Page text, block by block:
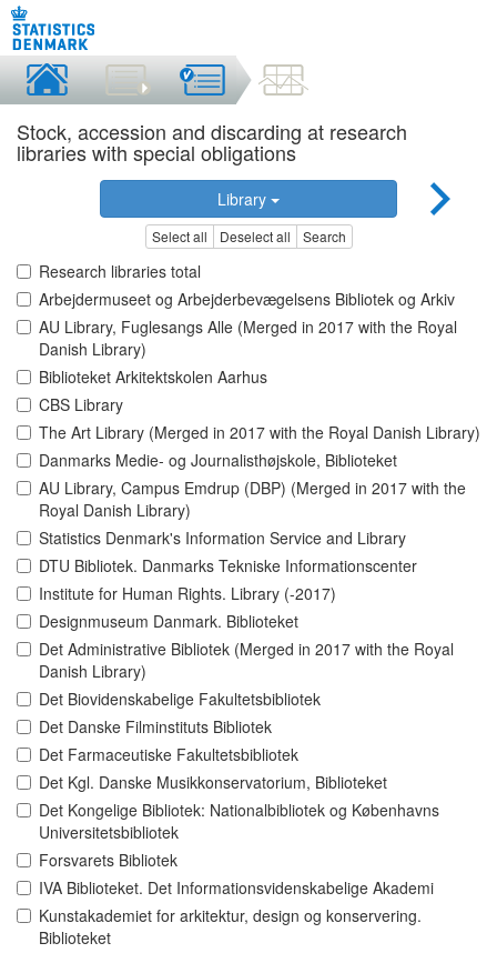
Stock, accession and discarding at research
libraries with special obligations
Library
Select all Deselect all Search
Research libraries total
Arbejdermuseet og Arbejderbevægelsens Bibliotek og Arkiv
AU Library, Fuglesangs Alle (Merged in 2017 with the Royal
Danish Library)
Biblioteket Arkitektskolen Aarhus
CBS Library
The Art Library (Merged in 2017 with the Royal Danish Library)
Danmarks Medie- og Journalisthøjskole, Biblioteket
AU Library, Campus Emdrup (DBP) (Merged in 2017 with the
Royal Danish Library)
Statistics Denmark's Information Service and Library
DTU Bibliotek. Danmarks Tekniske Informationscenter
Institute for Human Rights. Library (-2017)
Designmuseum Danmark. Biblioteket
Det Administrative Bibliotek (Merged in 2017 with the Royal
Danish Library)
Det Biovidenskabelige Fakultetsbibliotek
Det Danske Filminstituts Bibliotek
Det Farmaceutiske Fakultetsbibliotek
Det Kgl. Danske Musikkonservatorium, Biblioteket
Det Kongelige Bibliotek: Nationalbibliotek og Københavns
Universitetsbibliotek
Forsvarets Bibliotek
IVA Biblioteket. Det Informationsvidenskabelige Akademi
Kunstakademiet for arkitektur, design og konservering.
Biblioteket